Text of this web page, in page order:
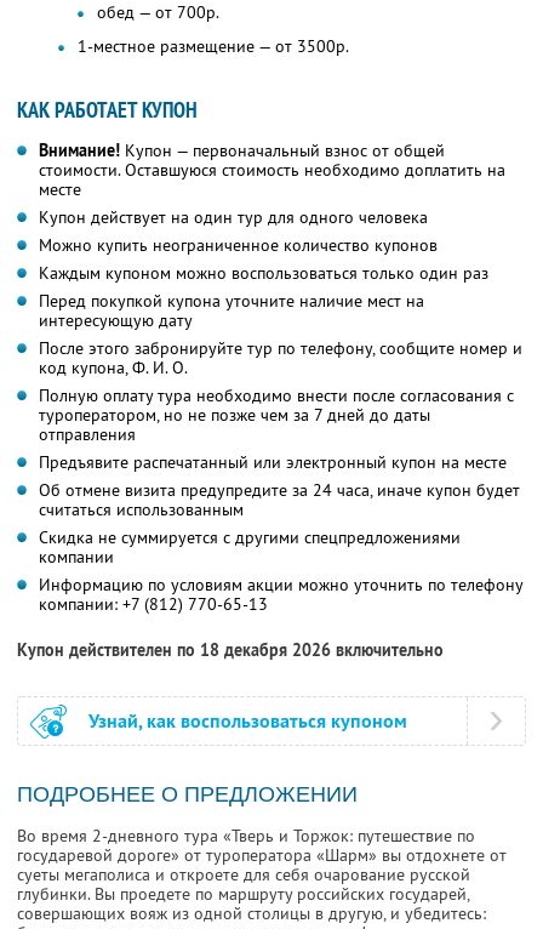
обед — от 700р.
1-местное размещение — от 3500р.
КАК РАБОТАЕТ КУПОН
Внимание! Купон — первоначальный взнос от общей
стоимости. Оставшуюся стоимость необходимо доплатить на
месте
Купон действует на один тур для одного человека
Можно купить неограниченное количество купонов
Каждым купоном можно воспользоваться только один раз
Перед покупкой купона уточните наличие мест на
интересующую дату
После этого забронируйте тур по телефону, сообщите номер и
код купона,Ф. И. О.
Полную оплату тура необходимо внести после согласования с
туроператором, но не позже чем за 7 дней до даты
отправления
Предъявите распечатанный или электронный купон на месте
Об отмене визита предупредите за 24 часа, иначе купон будет
считаться использованным
Скидка не суммируется с другими спецпредложениями
компании
Информацию по условиям акции можно уточнить по телефону
компании: +7 (812) 770-65-13
Купон действителен по 18 декабря 2026 включительно
Узнай, как воспользоваться купоном
ПОДРОБНЕЕ О ПРЕДЛОЖЕНИИ
Во время 2-дневного тура «Тверь и Торжок: путешествие по
государевой дороге» от туроператора «Шарм» вы отдохнете от
суеты мегаполиса и откроете для себя очарование русской
глубинки. Вы проедете по маршруту российских государей,
совершающих вояж из одной столицы в другую, и убедитесь: